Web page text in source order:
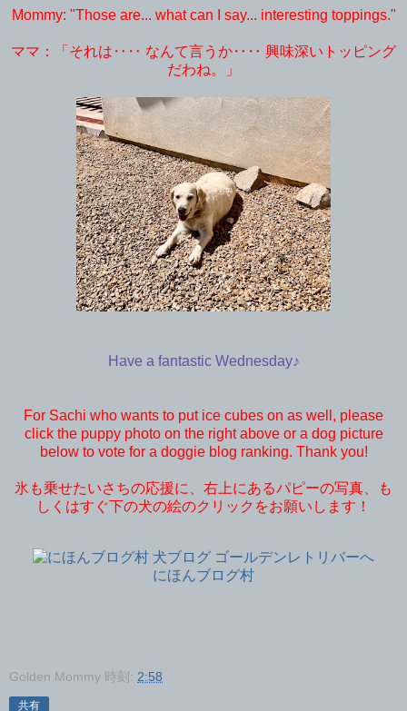
Mommy: "Those are... what can I say... interesting toppings."
ママ：「それは‥‥ なんて言うか‥‥ 興味深いトッピング
だわね。」
Have a fantastic Wednesday♪
For Sachi who wants to put ice cubes on as well, please
click the puppy photo on the right above or a dog picture
below to vote for a doggie blog ranking. Thank you!
氷も乗せたいさちの応援に、右上にあるパピーの写真、も
しくはすぐ下の犬の絵のクリックをお願いします！
にほんブログ村
Golden Mommy 時刻: 2:58
共有